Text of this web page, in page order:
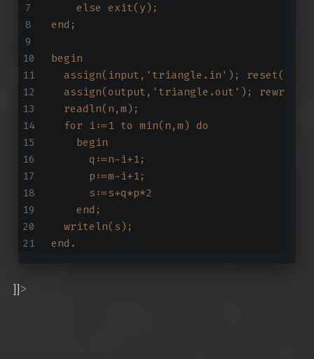
    else exit(y);
end;
begin
assign(input,'triangle.in');
assign(output,'triangle.out');
  readln(n,m);
  for i:=1 to min(n,m) do
    begin
      q:=n-i+1;
      p:=m-i+1;
      s:=s+q*p*2
    end;
  writeln(s);
end.
]]>